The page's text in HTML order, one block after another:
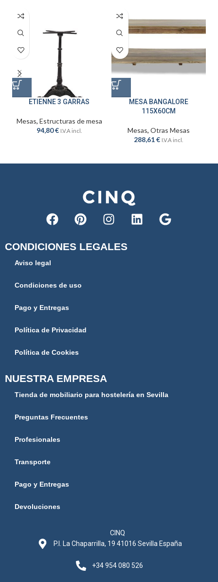
ETIENNE 3 GARRAS
Mesas, Estructuras de mesa
94,80€ I.V.A incl.
MESA BANGALORE
115X60CM
Mesas, Otras Mesas
288,61€ I.V.A incl.
CONDICIONES LEGALES
Aviso legal
Condiciones de uso
Pago y Entregas
Política de Privacidad
Política de Cookies
NUESTRA EMPRESA
Tienda de mobiliario para hostelería en Sevilla
Preguntas Frecuentes
Profesionales
Transporte
Pago y Entregas
Devoluciones
CINQ
P.I. La Chaparrilla, 19 41016 Sevilla España
+34 954 080 526